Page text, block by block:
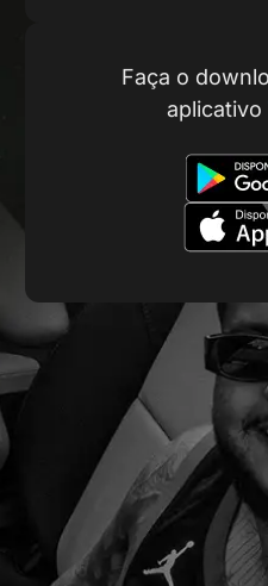
Faça o
aplicativo